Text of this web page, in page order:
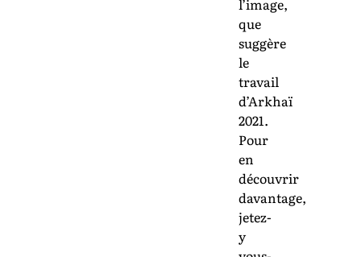
l’image,
que
suggère
le
travail
d’Arkhaï
2021.
Pour
en
découvrir
davantage,
jetez-
y